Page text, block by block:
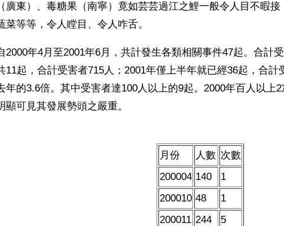
（廣東）、毒糖果（南寧）竟如芸芸過江之鯉一般令人目不暇
菜等等，令人瞠目、令人咋舌。
2000年4月至2001年6月，共計發生各類相關事件47起。合計
11起，合計受害者715人；2001年僅上半年就已經36起，合計
年的3.6倍。其中受害者達100人以上的9起。2000年百人以上2
顯可見其發展勢頭之嚴重。
月份 人數 次數
200004 140
1
200010 48
1
200011 244 5